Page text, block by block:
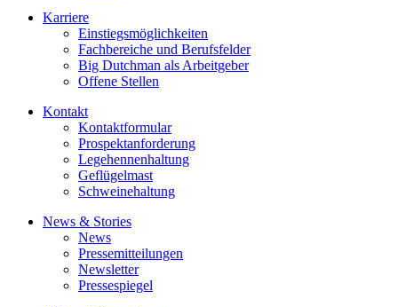
Karriere
Einstiegsmöglichkeiten
Fachbereiche und Berufsfelder
Big Dutchman als Arbeitgeber
Offene Stellen
Kontakt
Kontaktformular
Prospektanforderung
Legehennenhaltung
Geflügelmast
Schweinehaltung
News & Stories
News
Pressemitteilungen
Newsletter
Pressespiegel